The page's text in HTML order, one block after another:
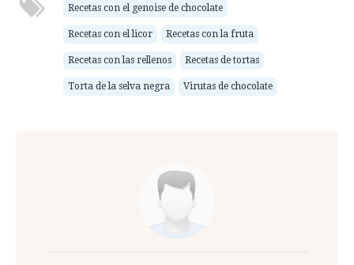
Recetas con el genoise de chocolate
Recetas con el licor Recetas con la fruta
Recetas con las rellenos Recetas de tortas
Torta de la selva negra Virutas de chocolate